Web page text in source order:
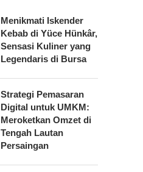
Menikmati Iskender
Kebab di Yüce Hünkâr,
Sensasi Kuliner yang
Legendaris di Bursa
Strategi Pemasaran
Digital untuk UMKM:
Meroketkan Omzet di
Tengah Lautan
Persaingan